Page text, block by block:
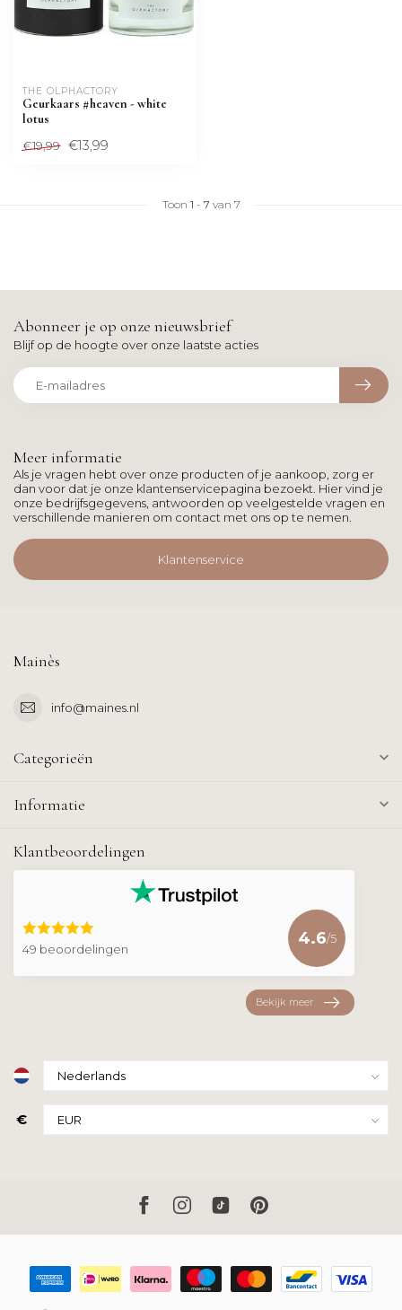
THE OLPHACTORY
Geurkaars #heaven - white
lotus
€19,99 €13,99
Toon 1 - 7 van 7
Meer informatie
Als je vragen hebt over onze producten of je aankoop, zorg er
dan voor dat je onze klantenservicepagina bezoekt. Hier vind je
onze bedrijfsgegevens, antwoorden op veelgestelde vragen en
verschillende manieren om contact met ons op te nemen.
Klantenservice
Abonneer je op onze nieuwsbrief
Blijf op de hoogte over onze laatste acties
Mainès
info@maines.nl
Categorieën
Informatie
Klantbeoordelingen
49 beoordelingen
4.6/5
Bekijk meer
€